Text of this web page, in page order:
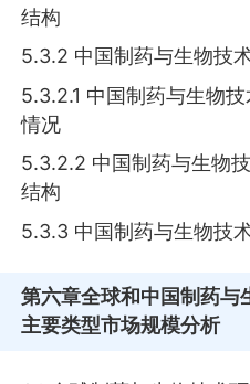
结构
5.3.2 中国制药与生物技
5.3.2.1 中国制药与生物
情况
5.3.2.2 中国制药与生物
结构
5.3.3 中国制药与生物技
第六章全球和中国制药与
主要类型市场规模分析